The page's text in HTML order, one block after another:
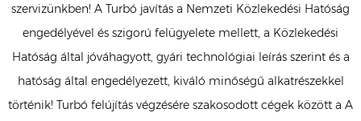
szervizünkben! A Turbó javítás a Nemzeti Közlekedési Hatóság
engedélyével és szigorú felügyelete mellett, a Közlekedési
Hatóság által jóváhagyott, gyári technológiai leírás szerint és a
hatóság által engedélyezett, kiváló minőségű alkatrészekkel
történik! Turbó felújítás végzésére szakosodott cégek között a A